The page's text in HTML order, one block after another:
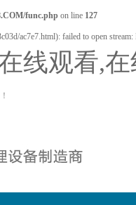
func.php on line 127
ac7e7.html): failed to open
线观看,